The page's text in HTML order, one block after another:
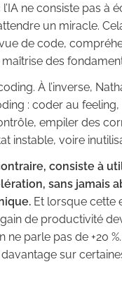
ne consiste pas à
un miracle.
de code,
des
À l’inverse,
: coder au feeling,
empiler des
instable, voire
consiste à
sans jamais
Et lorsque cette
de productivité
ne parle pas de +20
sur